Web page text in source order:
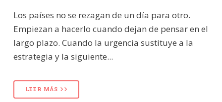
Los países no se rezagan de un día para otro.
Empiezan a hacerlo cuando dejan de pensar en el
largo plazo. Cuando la urgencia sustituye a la
estrategia y la siguiente...
LEER MÁS